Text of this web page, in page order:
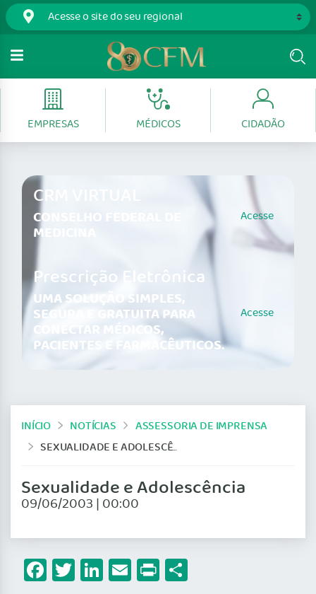
EMPRESAS MÉDICOS CIDADÃO
CRM VIRTUAL
CONSELHO FEDERAL DE
MEDICINA
Acesse
Prescrição Eletrônica
UMA SOLUÇÃO SIMPLES,
SEGURA E GRATUITA PARA
CONECTAR MÉDICOS,
PACIENTES E FARMACÊUTICOS.
Acesse
INÍCIO NOTÍCIAS
ASSESSORIA DE IMPRENSA
SEXUALIDADE E ADOLESCÊNCIA
Sexualidade e Adolescência
09/06/2003 | 00:00
Facebook
Twitter
LinkedIn
Email
Print